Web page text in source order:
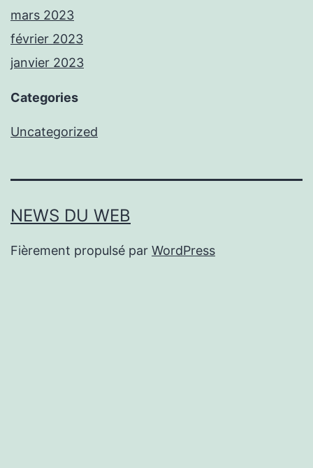
mars 2023
février 2023
janvier 2023
Categories
Uncategorized
NEWS DU WEB
Fièrement propulsé par WordPress